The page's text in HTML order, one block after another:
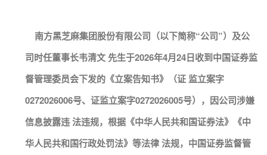
南方黑芝麻集团股份有限公司（以下简称“公司”）及公
司时任董事长韦清文 先生于2026年4月24日收到中国证券监
督管理委员会下发的《立案告知书》（证 监立案字
0272026006号、证监立案字0272026005号），因公司涉嫌
信息披露违 法违规，根据《中华人民共和国证券法》《中
华人民共和国行政处罚法》等法律 法规，中国证券监督管